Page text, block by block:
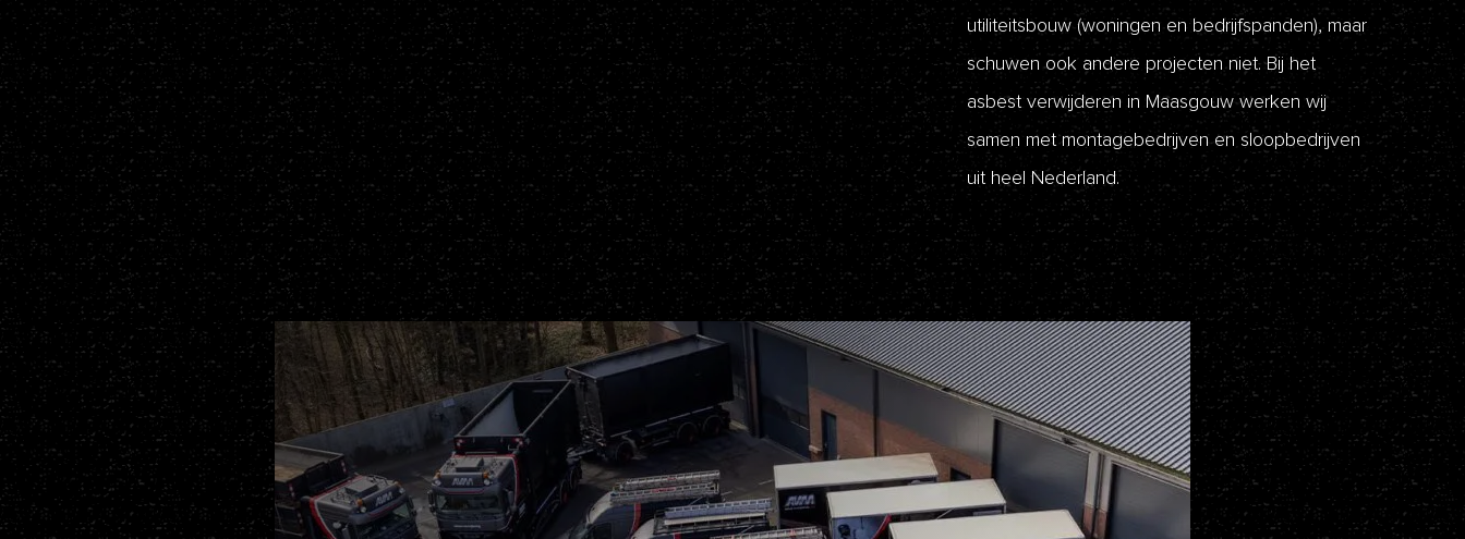
utiliteitsbouw (woningen en bedrijfspanden), maar
schuwen ook andere projecten niet. Bij het
asbest verwijderen in Maasgouw werken wij
samen met montagebedrijven en sloopbedrijven
uit heel Nederland.